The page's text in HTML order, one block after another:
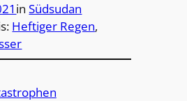
inSüdsudan
Heftiger Regen